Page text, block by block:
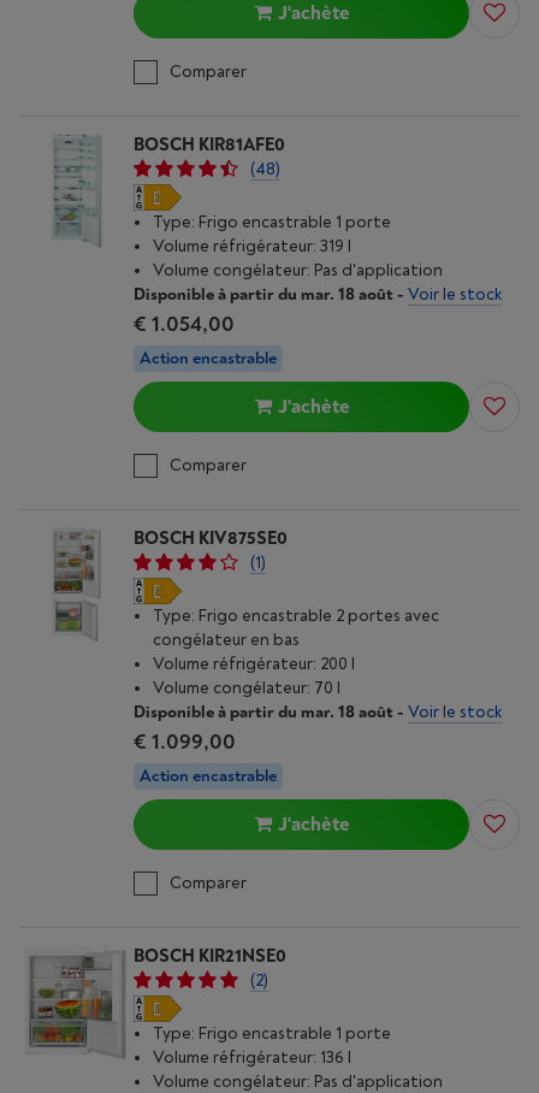
J'achète
Comparer
BOSCH KIR81AFE0
(48)
Type: Frigo encastrable 1 porte
Volume réfrigérateur: 319 l
Volume congélateur: Pas d'application
Disponible à partir du mar. 18 août- Voir le stock
€ 1.054,00
Action encastrable
J'achète
Comparer
BOSCH KIV875SE0
(1)
Type: Frigo encastrable 2 portes avec
congélateur en bas
Volume réfrigérateur: 200 l
Volume congélateur: 70 l
Disponible à partir du mar. 18 août- Voir le stock
€ 1.099,00
Action encastrable
J'achète
Comparer
BOSCH KIR21NSE0
(2)
Type: Frigo encastrable 1 porte
Volume réfrigérateur: 136 l
Volume congélateur: Pas d'application